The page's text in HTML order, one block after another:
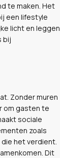
te maken. Het
een lifestyle
licht en leggen
bij
Zonder muren
om gasten te
sociale
zoals
het verdient.
Dit